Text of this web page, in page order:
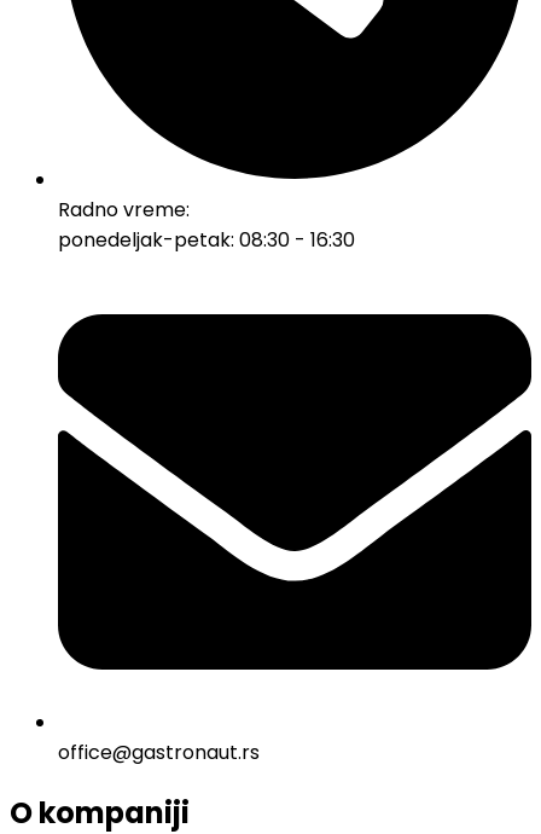
Radno vreme:
ponedeljak-petak: 08:30 - 16:30
office@gastronaut.rs
O kompaniji